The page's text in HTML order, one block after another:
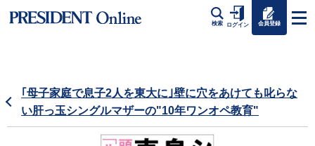
検索 ログイン 会員登録
｢母子家庭で息子2人を東大に｣壁に穴をあけても叱らな
い肝っ玉シングルマザーの"10年ワンオペ教育"